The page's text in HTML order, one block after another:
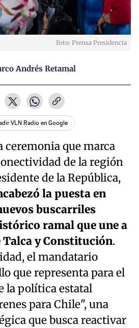
Foto: Prensa Presidencia
Andrés Retamal
VLN Radio en Google
ceremonia que marca
de la región
de la República,
la puesta en
buscarriles
ramal que une a
Talca y Constitución.
el mandatario
que representa para el
la política estatal
para Chile", una
que busca reactivar